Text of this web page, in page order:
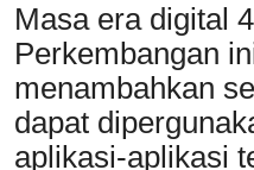
Masa era digital
Perkembangan
menambahkan
dapat
aplikasi-aplikasi